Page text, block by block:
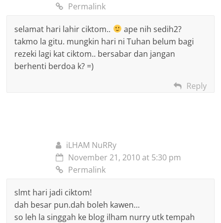
Permalink
selamat hari lahir ciktom..
ape nih sedih2?
takmo la gitu. mungkin hari ni Tuhan belum bagi
rezeki lagi kat ciktom.. bersabar dan jangan
berhenti berdoa k? =)
Reply
iLHAM NuRRy
November 21, 2010 at 5:30 pm
Permalink
slmt hari jadi ciktom!
dah besar pun.dah boleh kawen…
so leh la singgah ke blog ilham nurry utk tempah